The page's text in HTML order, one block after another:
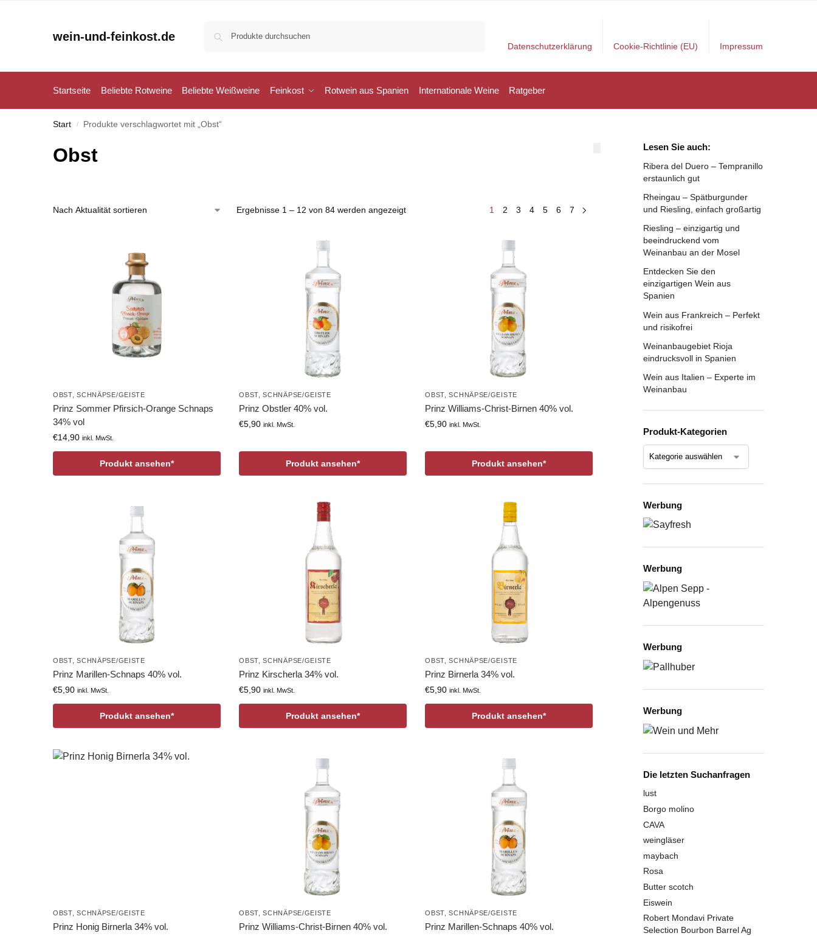
wein-und-feinkost.de
Datenschutzerklärung Cookie-Richtlinie (EU) Impressum
Startseite Beliebte Rotweine Beliebte Weißweine Feinkost Rotwein aus Spanien Internationale Weine Ratgeber
Start / Produkte verschlagwortet mit „Obst“
Obst
Ergebnisse 1 – 12 von 84 werden angezeigt 1 2 3 4 5 6 7
OBST,SCHNÄPSE/GEISTE
Prinz Sommer Pfirsich-Orange Schnaps
34% vol
€14,90 inkl. MwSt.
Produkt ansehen*
OBST,SCHNÄPSE/GEISTE
Prinz Obstler 40% vol.
€5,90 inkl. MwSt.
Produkt ansehen*
OBST ,SCHNÄPSE/GEISTE
Prinz Williams-Christ-Birnen 40% vol.
€5,90 inkl. MwSt.
Produkt ansehen*
OBST,SCHNÄPSE/GEISTE
Prinz Marillen-Schnaps 40% vol.
€5,90 inkl. MwSt.
Produkt ansehen*
OBST,SCHNÄPSE/GEISTE
Prinz Kirscherla 34% vol.
€5,90 inkl. MwSt.
Produkt ansehen*
OBST ,SCHNÄPSE/GEISTE
Prinz Birnerla 34% vol.
€5,90 inkl. MwSt.
Produkt ansehen*
OBST,SCHNÄPSE/GEISTE
Prinz Honig Birnerla 34% vol.
OBST,SCHNÄPSE/GEISTE
Prinz Williams-Christ-Birnen 40% vol.
OBST ,SCHNÄPSE/GEISTE
Prinz Marillen-Schnaps 40% vol.
Lesen Sie auch:
Ribera del Duero – Tempranillo
erstaunlich gut
Rheingau – Spätburgunder
und Riesling, einfach großartig
Riesling – einzigartig und
beeindruckend vom
Weinanbau an der Mosel
Entdecken Sie den
einzigartigen Wein aus
Spanien
Wein aus Frankreich – Perfekt
und risikofrei
Weinanbaugebiet Rioja
eindrucksvoll in Spanien
Wein aus Italien – Experte im
Weinanbau
Produkt-Kategorien
Werbung
Werbung
Werbung
Werbung
Die letzten Suchanfragen
lust
Borgo molino
CAVA
weingläser
maybach
Rosa
Butter scotch
Eiswein
Robert Mondavi Private
Selection Bourbon Barrel Ag